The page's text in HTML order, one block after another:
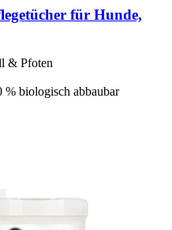
für Hunde,
& Pfoten
% biologisch abbaubar